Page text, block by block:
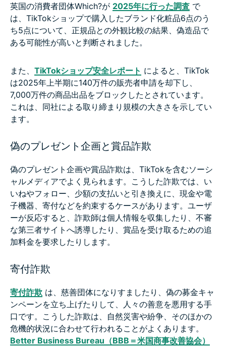
英国の消費者団体Which?が 2025年に行った調査 で
は、TikTokショップで購入したブランド化粧品6点のう
ち5点について、正規品との外観比較の結果、偽造品で
ある可能性が高いと判断されました。
また、 TikTokショップ安全レポート によると、TikTok
は2025年上半期に140万件の販売者申請を却下し、
7,000万件の商品出品をブロックしたとされています。
これは、同社による取り締まり規模の大きさを示してい
ます。
偽のプレゼント企画と賞品詐欺
偽のプレゼント企画や賞品詐欺は、TikTokを含むソーシ
ャルメディアでよく見られます。こうした詐欺では、い
いねやフォロー、少額の支払いと引き換えに、現金や電
子機器、寄付などを約束するケースがあります。ユーザ
ーが反応すると、詐欺師は個人情報を収集したり、不審
な第三者サイトへ誘導したり、賞品を受け取るための追
加料金を要求したりします。
寄付詐欺
寄付詐欺 は、慈善団体になりすましたり、偽の募金キャ
ンペーンを立ち上げたりして、人々の善意を悪用する手
口です。こうした詐欺は、自然災害や紛争、そのほかの
危機的状況に合わせて行われることがよくあります。
Better Business Bureau（BBB＝米国商事改善協会）